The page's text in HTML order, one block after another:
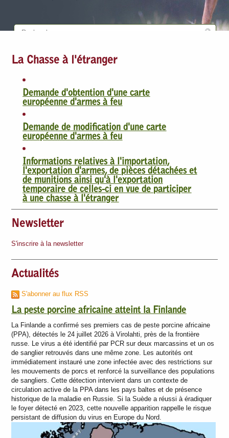
La Chasse à l'étranger
Demande d'obtention d'une carte
européenne d'armes à feu
Demande de modification d'une carte
européenne d'armes à feu
Informations relatives à l'importation,
l'exportation d'armes, de pièces détachées et
de munitions ainsi qu'à l'exportation
temporaire de celles-ci en vue de participer
à une chasse à l'étranger
Newsletter
S'inscrire à la newsletter
Actualités
S'abonner au flux RSS
La peste porcine africaine atteint la Finlande
La Finlande a confirmé ses premiers cas de peste porcine africaine
(PPA), détectés le 24 juillet 2026 à Virolahti, près de la frontière
russe. Le virus a été identifié par PCR sur deux marcassins et un os
de sanglier retrouvés dans une même zone. Les autorités ont
immédiatement instauré une zone infectée avec des restrictions sur
les mouvements de porcs et renforcé la surveillance des populations
de sangliers. Cette détection intervient dans un contexte de
circulation active de la PPA dans les pays baltes et de présence
historique de la maladie en Russie. Si la Suède a réussi à éradiquer
le foyer détecté en 2023, cette nouvelle apparition rappelle le risque
persistant de diffusion du virus en Europe du Nord.